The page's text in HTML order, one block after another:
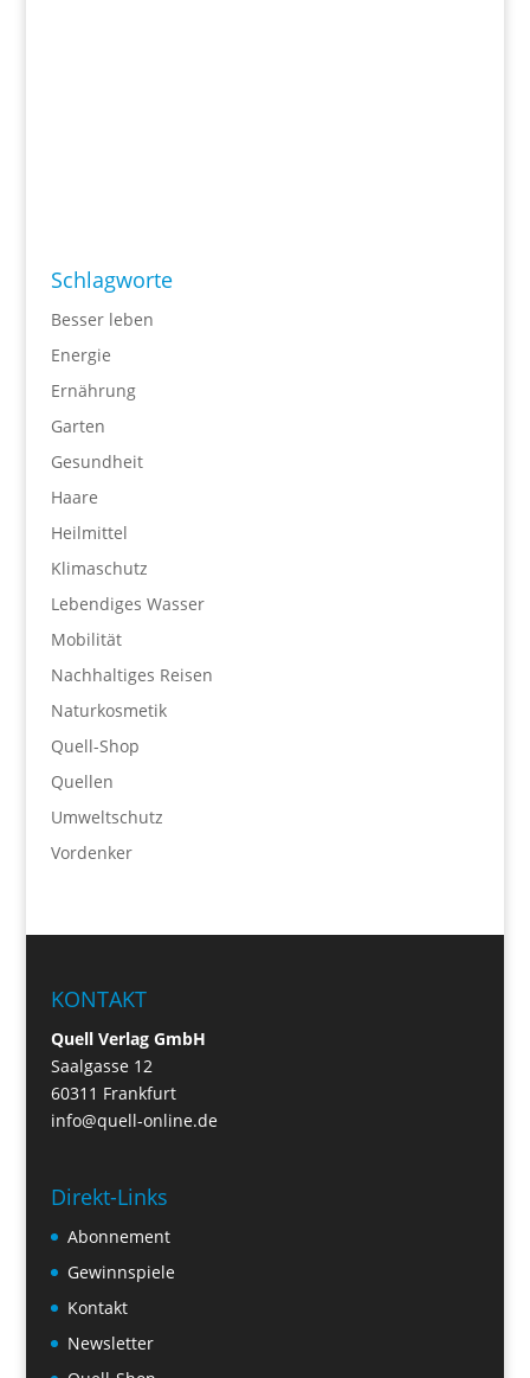
Schlagworte
Besser leben
Energie
Ernährung
Garten
Gesundheit
Haare
Heilmittel
Klimaschutz
Lebendiges Wasser
Mobilität
Nachhaltiges Reisen
Naturkosmetik
Quell-Shop
Quellen
Umweltschutz
Vordenker
KONTAKT
Quell Verlag GmbH
Saalgasse 12
60311 Frankfurt
info@quell-online.de
Direkt-Links
Abonnement
Gewinnspiele
Kontakt
Newsletter